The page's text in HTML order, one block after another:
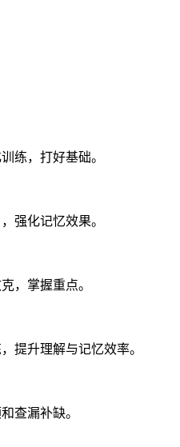
练，打好基础。
强化记忆效果。
，掌握重点。
提升理解与记忆效率。
查漏补缺。